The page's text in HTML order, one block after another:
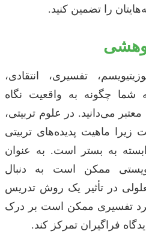
را تضمین کنید.
تفسیری، انتقادی،
شما چگونه به واقعیت نگاه
می‌دانید. در علوم تربیتی،
زیرا ماهیت پدیده‌های تربیتی
به بستر است. به عنوان
ممکن است به دنبال
در تأثیر یک روش تدریس
تفسیری ممکن است بر درک
فراگیران تمرکز کند.